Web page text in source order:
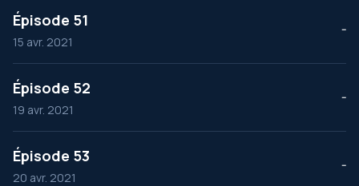
Épisode 51
15 avr. 2021
--
Épisode 52
19 avr. 2021
--
Épisode 53
20 avr. 2021
--